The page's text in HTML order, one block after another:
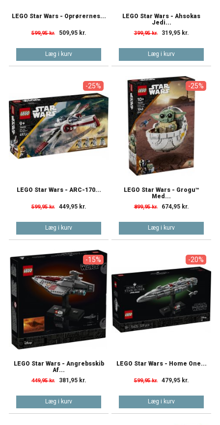
LEGO Star Wars - Oprørernes...
599,95 kr. 509,95 kr.
Læg i kurv
LEGO Star Wars - Ahsokas
Jedi...
399,95 kr. 319,95 kr.
Læg i kurv
-25%
LEGO Star Wars - ARC-170...
599,95 kr. 449,95 kr.
Læg i kurv
-25%
LEGO Star Wars - Grogu™
Med...
899,95 kr. 674,95 kr.
Læg i kurv
-15%
LEGO Star Wars - Angrebsskib
Af...
449,95 kr. 381,95 kr.
Læg i kurv
-20%
LEGO Star Wars - Home One...
599,95 kr. 479,95 kr.
Læg i kurv